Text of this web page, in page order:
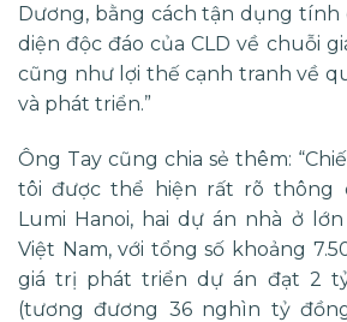
Dương, bằng cách tận dụng
diện độc đáo của CLD về chuỗi
cũng như lợi thế cạnh tranh về
và phát triển.”
Ông Tay cũng chia sẻ thêm:
tôi được thể hiện rất rõ thông
Lumi Hanoi, hai dự án nhà ở
Việt Nam, với tổng số khoảng
giá trị phát triển dự án đạt 2
(tương đương 36 nghìn tỷ